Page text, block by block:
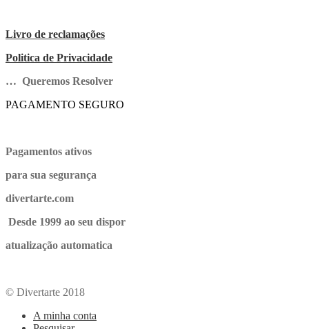
Livro de reclamações
Politica de Privacidade
… Queremos Resolver
PAGAMENTO SEGURO
Pagamentos ativos
para sua segurança
divertarte.com
Desde 1999 ao seu dispor
atualização automatica
© Divertarte 2018
A minha conta